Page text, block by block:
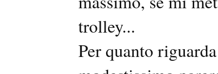
trolley...
Per quanto